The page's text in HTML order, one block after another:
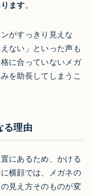
ます。
がすっきり見えな
ない」といった声も
に合っていないメガ
を助長してしまうこ
る理由
にあるため、かける
横顔では、メガネの
見え方そのものが変